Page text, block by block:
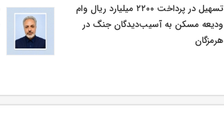
تسهیل در پرداخت ۲۲۰۰ میلیارد ریال وام
ودیعه مسکن به آسیب‌دیدگان جنگ در
هرمزگان